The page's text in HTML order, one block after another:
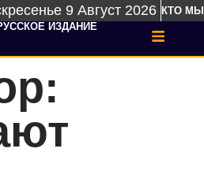
9 Август 2026 КТО МЫ
ИЗДАНИЕ